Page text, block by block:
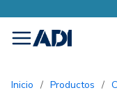
menu
Inicio / Productos /